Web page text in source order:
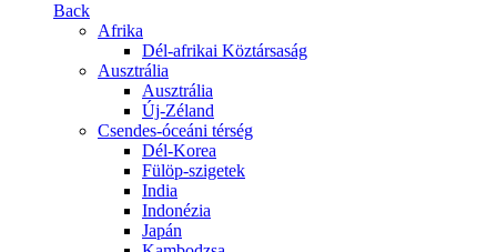
Back
Afrika
Dél-afrikai Köztársaság
Ausztrália
Ausztrália
Új-Zéland
Csendes-óceáni térség
Dél-Korea
Fülöp-szigetek
India
Indonézia
Japán